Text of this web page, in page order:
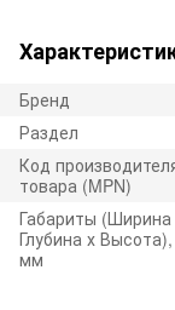
Бренд
Раздел
Код
товара (MPN)
Габариты (Ширина
Глубина х Высота),
мм